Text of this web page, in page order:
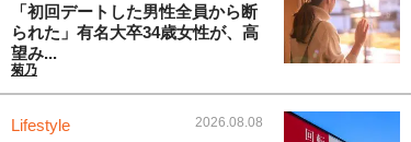
「初回デートした男性全員から断
られた」有名大卒34歳女性が、高
望み...
菊乃
Lifestyle 2026.08.08